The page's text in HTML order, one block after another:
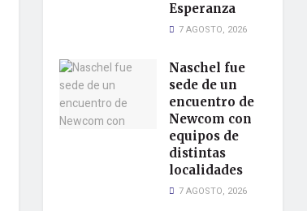
Esperanza
7 AGOSTO, 2026
Naschel fue
sede de un
encuentro de
Newcom con
equipos de
distintas
localidades
7 AGOSTO, 2026